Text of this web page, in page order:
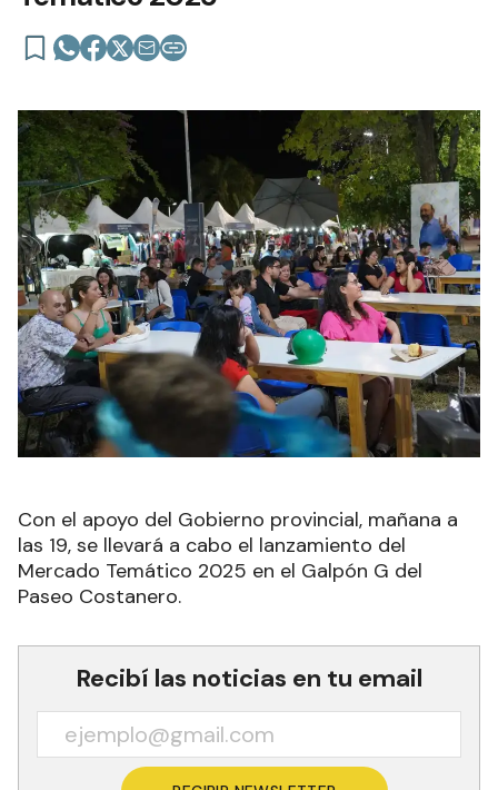
Con el apoyo del Gobierno provincial, mañana a
las 19, se llevará a cabo el lanzamiento del
Mercado Temático 2025 en el Galpón G del
Paseo Costanero.
Recibí las noticias en tu email